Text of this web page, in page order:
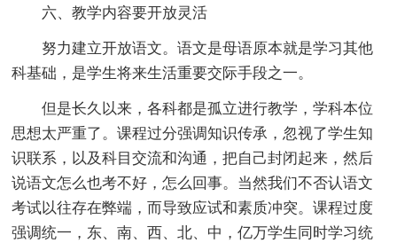
六、教学内容要开放灵活
努力建立开放语文。语文是母语原本就是学习其他
科基础，是学生将来生活重要交际手段之一。
但是长久以来，各科都是孤立进行教学，学科本位
思想太严重了。课程过分强调知识传承，忽视了学生知
识联系，以及科目交流和沟通，把自己封闭起来，然后
说语文怎么也考不好，怎么回事。当然我们不否认语文
考试以往存在弊端，而导致应试和素质冲突。课程过度
强调统一，东、南、西、北、中，亿万学生同时学习统